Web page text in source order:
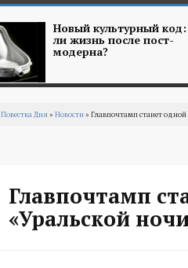
Новый культурный код:
ли жизнь после пост-
модерна?
Повестка Дня» Новости» Главпочтамп станет
Главпочтамп
«Уральской